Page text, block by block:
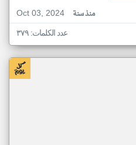
Oct 03, 2024
منذ سنة
عدد الكلمات: ٣٧٩